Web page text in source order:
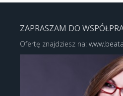
ZAPRASZAM DO
Ofertę znajdziesz na: